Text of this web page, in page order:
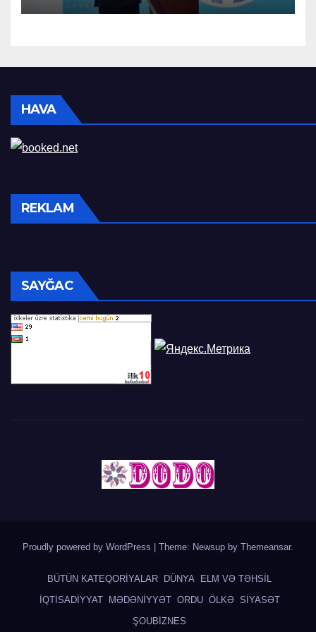
HAVA
REKLAM
SAYĞAC
Proudly powered by WordPress | Theme: Newsup by Themeansar.
BÜTÜN KATEQORİYALAR DÜNYA
ELM VƏ TƏHSİL
İQTİSADİYYAT
MƏDƏNİYYƏT ORDU ÖLKƏ SİYASƏT
ŞOUBİZNES